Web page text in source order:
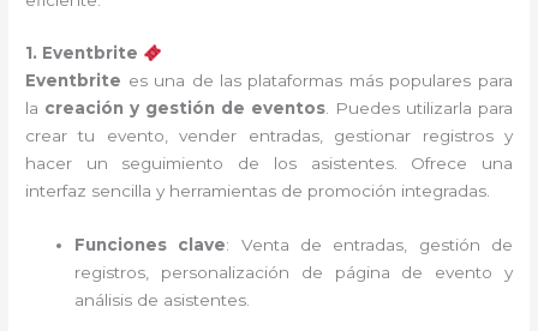
1. Eventbrite
Eventbrite es una de las plataformas más populares para
la creación y gestión de eventos. Puedes utilizarla para
crear tu evento, vender entradas, gestionar registros y
hacer un seguimiento de los asistentes. Ofrece una
interfaz sencilla y herramientas de promoción integradas.
Funciones clave: Venta de entradas, gestión de
registros, personalización de página de evento y
análisis de asistentes.